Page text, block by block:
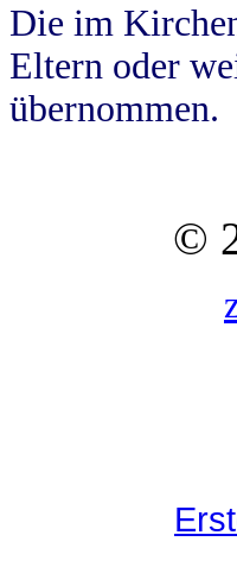
Die im
Eltern oder
übernommen.
©